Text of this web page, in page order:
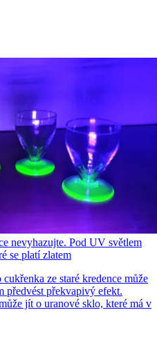
nevyhazujte. Pod UV světlem
se platí zlatem
ze staré kredence může
předvést překvapivý efekt.
jít o uranové sklo, které má v